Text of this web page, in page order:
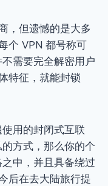
，但遗憾的是大多
个 VPN 都号称可
需要完全解密用户
特征，就能封锁
用的封闭式互联
方式，那么你的个
中，并且具备绕过
后在去大陆旅行提